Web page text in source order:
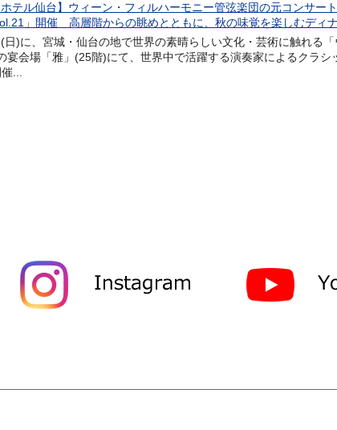
ホテル仙台】ウィーン・フィルハーモニー管弦楽団の元コンサー
」開催 高層階からの眺めとともに、秋の味覚を楽しむディ
日)に、宮城・仙台の地で世界の素晴らしい文化・芸術に触れる
宴会場「雅」(25階)にて、世界中で活躍する演奏家によるクラシ
...